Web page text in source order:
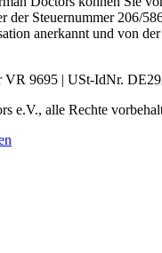
der Steuer­nummer 206/
aner­kannt und von
VR 9695 | USt-IdNr.
e.V., alle Rechte